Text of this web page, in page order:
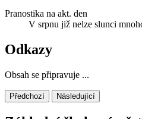
Pranostika na akt. den
V srpnu již nelze slunci
Odkazy
Obsah se připravuje ...
Předchozí Následující